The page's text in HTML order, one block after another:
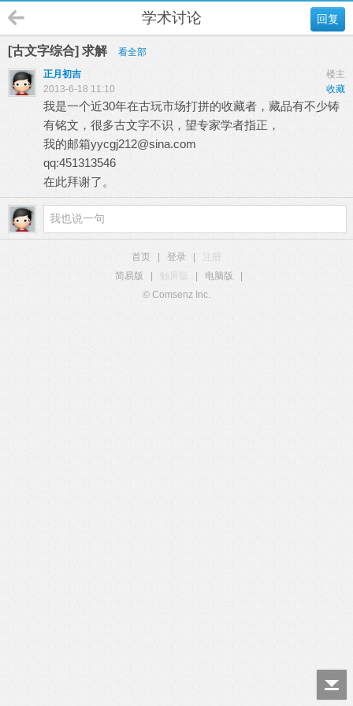
回复
学术讨论
[古文字综合] 求解
看全部
楼主
正月初吉
收藏
2013-6-18 11:10
我是一个近30年在古玩市场打拼的收藏者，藏品有不少铸
有铭文，很多古文字不识，望专家学者指正，
我的邮箱yycgj212@sina.com
qq:451313546
在此拜谢了。
首页 登录
注册
简易版
触屏版 电脑版
© Comsenz Inc.